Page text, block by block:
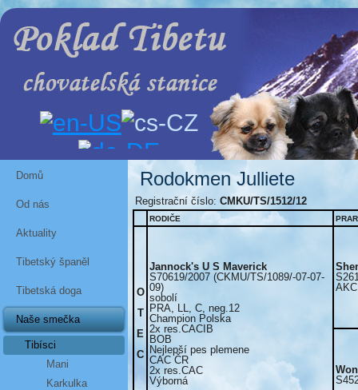
Domů
Od nás
Aktuality
Tibetský španěl
Tibetská doga
Naše smečka
Tibísci
Mani
Karkulka
Rodokmen Julliete
Registrační číslo: CMKU/TS/1512/12
RODIČE
O
T
E
C
Jannock's U S Maverick
S70619/2007 (CKMU/TS/1089/-07-07-
09)
sobolí
PRA, LL, C, neg.12
Champion Polska
2x res.CACIB
BOB
Nejlepší pes plemene
CAC ČR
2x res.CAC
Výborná